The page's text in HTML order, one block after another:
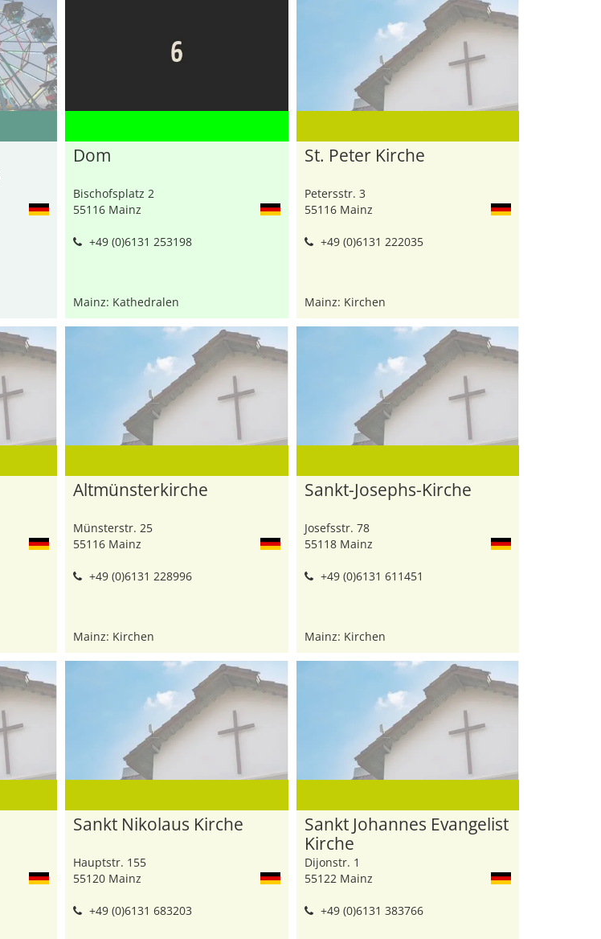
Dom
Bischofsplatz 2
55116 Mainz
+49 (0)6131 253198
Mainz: Kathedralen
St. Peter Kirche
Petersstr. 3
55116 Mainz
+49 (0)6131 222035
Mainz: Kirchen
Altmünsterkirche
Münsterstr. 25
55116 Mainz
+49 (0)6131 228996
Mainz: Kirchen
Sankt-Josephs-Kirche
Josefsstr. 78
55118 Mainz
+49 (0)6131 611451
Mainz: Kirchen
Sankt Nikolaus Kirche
Hauptstr. 155
55120 Mainz
+49 (0)6131 683203
Sankt Johannes Evangelist
Kirche
Dijonstr. 1
55122 Mainz
+49 (0)6131 383766